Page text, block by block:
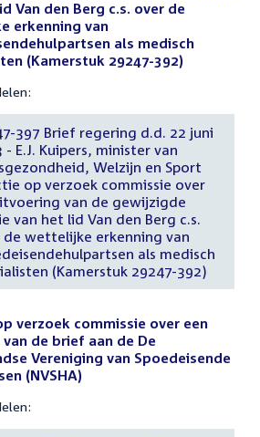
Van den Berg c.s. over de
erkenning van
als medisch
(Kamerstuk 29247-392)
397 Brief regering d.d. 22 juni
- E.J. Kuipers, minister van
Welzijn en Sport
op verzoek commissie over
van de gewijzigde
van het lid Van den Berg c.s.
de wettelijke erkenning van
als medisch
(Kamerstuk 29247-392)
verzoek commissie over een
de brief aan de De
Vereniging van Spoedeisende
(NVSHA)